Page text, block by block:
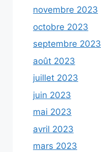
novembre 2023
octobre 2023
septembre 2023
août 2023
juillet 2023
juin 2023
mai 2023
avril 2023
mars 2023